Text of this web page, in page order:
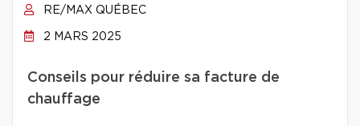
RE/MAX QUÉBEC
2 MARS 2025
Conseils pour réduire sa facture de
chauffage